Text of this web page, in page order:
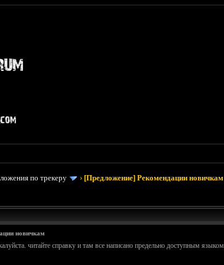
по трекеру › [Предложение] Рекомендации новичкам
новичкам
читайте справку и там все написано предельно доступным языком